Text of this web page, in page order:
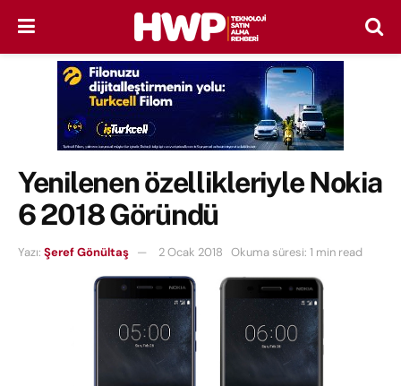
Yenilenen özellikleriyle Nokia
6 2018 Göründü
Yazı: Şeref Gönültaş 2 Ocak 2018 Okuma süresi: 1 min read